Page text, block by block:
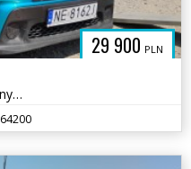
29 900 PLN
10/2022r, 1.0 Benzyna. Uszkodzony lewy bok. Pali.
64200